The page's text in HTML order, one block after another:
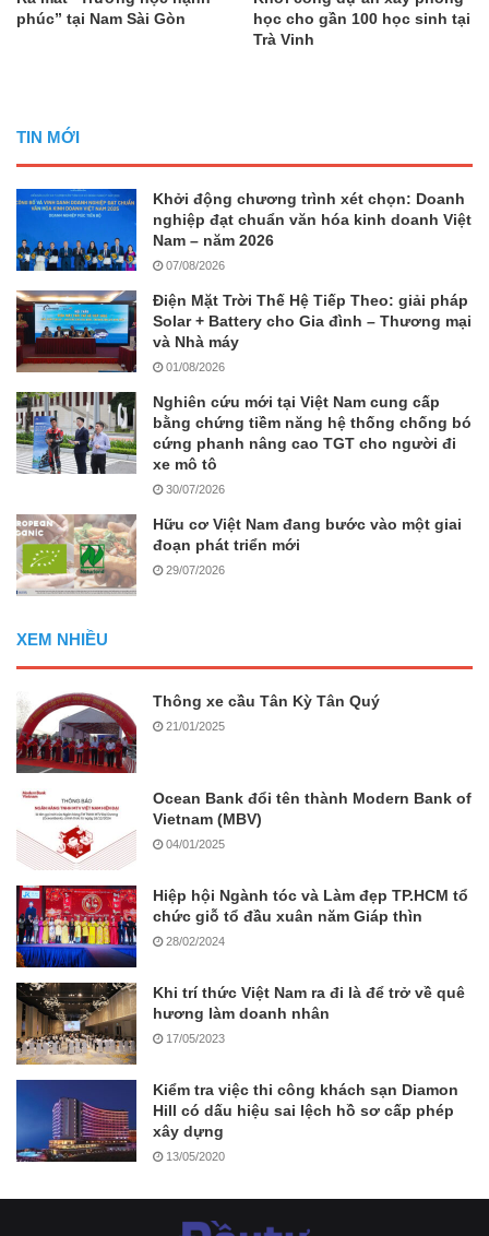
phúc” tại Nam Sài Gòn
học cho gần 100 học sinh tại
Trà Vinh
TIN MỚI
Khởi động chương trình xét chọn: Doanh
nghiệp đạt chuẩn văn hóa kinh doanh Việt
Nam – năm 2026
07/08/2026
Điện Mặt Trời Thế Hệ Tiếp Theo: giải pháp
Solar + Battery cho Gia đình – Thương mại
và Nhà máy
01/08/2026
Nghiên cứu mới tại Việt Nam cung cấp
bằng chứng tiềm năng hệ thống chống bó
cứng phanh nâng cao TGT cho người đi
xe mô tô
30/07/2026
Hữu cơ Việt Nam đang bước vào một giai
đoạn phát triển mới
29/07/2026
XEM NHIỀU
Thông xe cầu Tân Kỳ Tân Quý
21/01/2025
Ocean Bank đổi tên thành Modern Bank of
Vietnam (MBV)
04/01/2025
Hiệp hội Ngành tóc và Làm đẹp TP.HCM tổ
chức giỗ tổ đầu xuân năm Giáp thìn
28/02/2024
Khi trí thức Việt Nam ra đi là để trở về quê
hương làm doanh nhân
17/05/2023
Kiểm tra việc thi công khách sạn Diamon
Hill có dấu hiệu sai lệch hồ sơ cấp phép
xây dựng
13/05/2020